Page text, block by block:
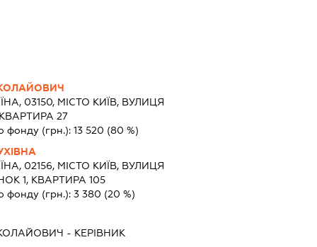
03150, МІСТО КИЇВ, ВУЛИЦЯ
27
фонду (грн.): 13 520 (80 %)
02156, МІСТО КИЇВ, ВУЛИЦЯ
1, КВАРТИРА 105
фонду (грн.): 3 380 (20 %)
- КЕРІВНИК